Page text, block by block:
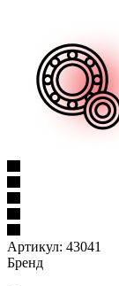
Артикул: 43041
Бренд